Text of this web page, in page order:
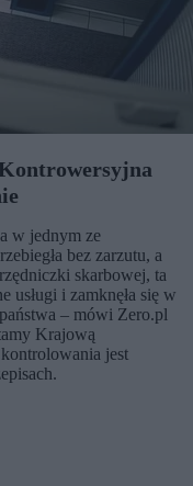
w jednym ze
bez zarzutu, a
skarbowej, ta
usługi i zamknęła się w
– mówi Zero.pl
Krajową
jest